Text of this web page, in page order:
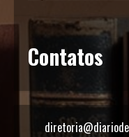
Contatos